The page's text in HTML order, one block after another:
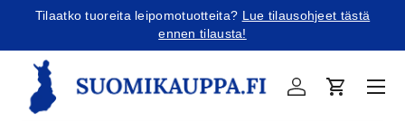
Tilaatko tuoreita leipomotuotteita? Lue tilausohjeet tästä
ennen tilausta!
KirjauduOstoskori